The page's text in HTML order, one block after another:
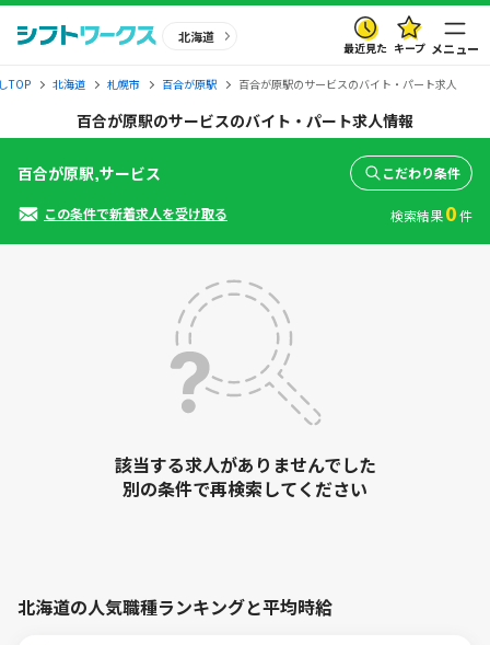
北海道
最近見た キープ メニュー
TOP 北海道 札幌市 百合が原駅 百合が原駅のサービスのバイト・パート求人
百合が原駅のサービスのバイト・パート求人情報
該当する求人がありませんでした
別の条件で再検索してください
百合が原駅,サービス こだわり条件
この条件で新着求人を受け取る 検索結果0件
北海道の人気職種ランキングと平均時給